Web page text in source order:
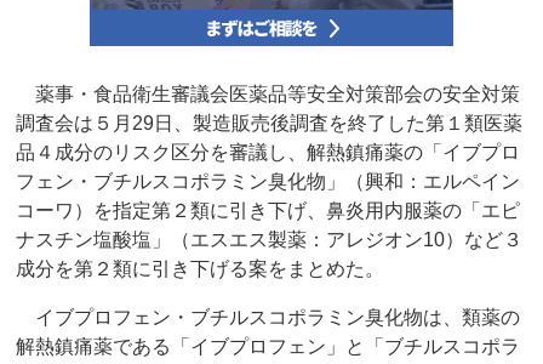
薬事・食品衛生審議会医薬品等安全対策部会の安全対策
調査会は５月29日、製造販売後調査を終了した第１類医薬
品４成分のリスク区分を審議し、解熱鎮痛薬の「イブプロ
フェン・ブチルスコポラミン臭化物」（興和：エルペイン
コーワ）を指定第２類に引き下げ、鼻炎用内服薬の「エピ
ナスチン塩酸塩」（エスエス製薬：アレジオン10）など３
成分を第２類に引き下げる案をまとめた。
イブプロフェン・ブチルスコポラミン臭化物は、類薬の
解熱鎮痛薬である「イブプロフェン」と「ブチルスコポラ